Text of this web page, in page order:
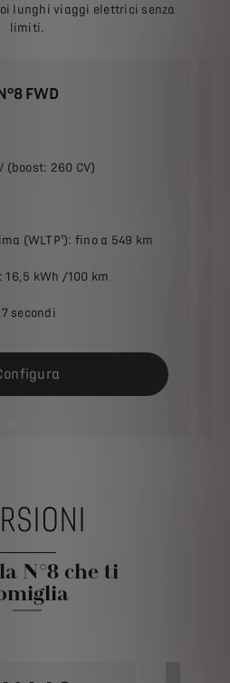
lunghi viaggi elettrici senza
limiti.
FWD
(boost: 260 CV)
(WLTP¹): fino a 549 km
16,5 kWh /100 km
secondi
N°8 che ti